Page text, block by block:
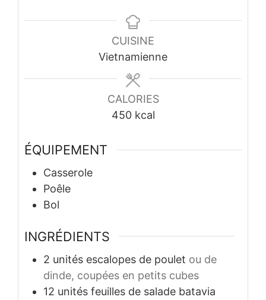
CUISINE
Vietnamienne
CALORIES
450 kcal
ÉQUIPEMENT
Casserole
Poêle
Bol
INGRÉDIENTS
2 unités escalopes de poulet ou de
dinde, coupées en petits cubes
12 unités feuilles de salade batavia